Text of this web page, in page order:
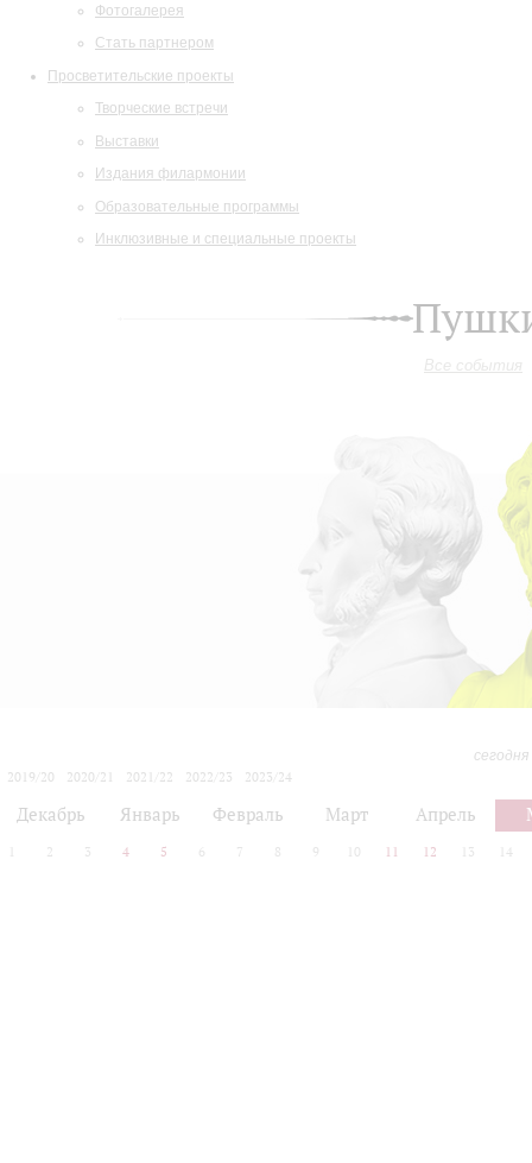
Фотогалерея
Стать партнером
Просветительские проекты
Творческие встречи
Выставки
Издания филармонии
Образовательные программы
Инклюзивные и специальные проекты
Все события
2019/20
2020/21 2021/22 2022/23
2023/24
Декабрь Январь Февраль Март Апрель
2 3 4 5 6 7 8 9 10 11 12 13 14